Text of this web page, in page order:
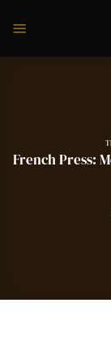
content
French Press: